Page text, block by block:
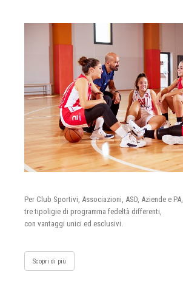
Per Club Sportivi, Associazioni, ASD, Aziende e PA,
tre tipoligie di programma fedeltà differenti,
con vantaggi unici ed esclusivi.
Scopri di più